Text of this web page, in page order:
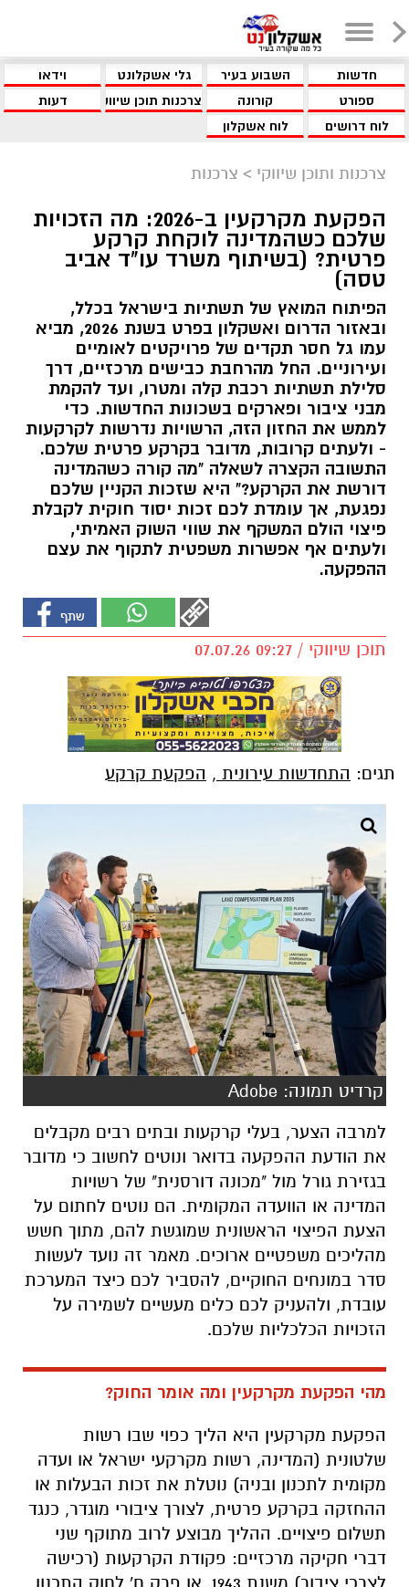
חדשות השבוע בעיר גלי אשקלונט
וידאו
ספורט
קורונה צרכנות תוכן שיווקי
דעות
לוח דרושים
לוח אשקלון
צרכנות ותוכן שיווקי > צרכנות
הפקעת מקרקעין ב-2026: מה הזכויות
שלכם כשהמדינה לוקחת קרקע
פרטית? (בשיתוף משרד עו"ד אביב
טסה)
הפיתוח המואץ של תשתיות בישראל בכלל,
ובאזור הדרום ואשקלון בפרט בשנת 2026, מביא
עמו גל חסר תקדים של פרויקטים לאומיים
ועירוניים. החל מהרחבת כבישים מרכזיים, דרך
סלילת תשתיות רכבת קלה ומטרו, ועד להקמת
מבני ציבור ופארקים בשכונות החדשות. כדי
לממש את החזון הזה, הרשויות נדרשות לקרקעות
- ולעתים קרובות, מדובר בקרקע פרטית שלכם.
התשובה הקצרה לשאלה "מה קורה כשהמדינה
דורשת את הקרקע?" היא שזכות הקניין שלכם
נפגעת, אך עומדת לכם זכות יסוד חוקית לקבלת
פיצוי הולם המשקף את שווי השוק האמיתי,
ולעתים אף אפשרות משפטית לתקוף את עצם
ההפקעה.
תוכן שיווקי / 09:27 07.07.26
תגים: התחדשות עירונית , הפקעת קרקע
קרדיט תמונה: Adobe
למרבה הצער, בעלי קרקעות ובתים רבים מקבלים
את הודעת ההפקעה בדואר ונוטים לחשוב כי מדובר
בגזירת גורל מול "מכונה דורסנית" של רשויות
המדינה או הוועדה המקומית. הם נוטים לחתום על
הצעת הפיצוי הראשונית שמוגשת להם, מתוך חשש
מהליכים משפטיים ארוכים. מאמר זה נועד לעשות
סדר במונחים החוקיים, להסביר לכם כיצד המערכת
עובדת, ולהעניק לכם כלים מעשיים לשמירה על
הזכויות הכלכליות שלכם.
מהי הפקעת מקרקעין ומה אומר החוק?
הפקעת מקרקעין היא הליך כפוי שבו רשות
שלטונית (המדינה, רשות מקרקעי ישראל או ועדה
מקומית לתכנון ובניה) נוטלת את זכות הבעלות או
ההחזקה בקרקע פרטית, לצורך ציבורי מוגדר, כנגד
תשלום פיצויים. ההליך מבוצע לרוב מתוקף שני
דברי חקיקה מרכזיים: פקודת הקרקעות (רכישה